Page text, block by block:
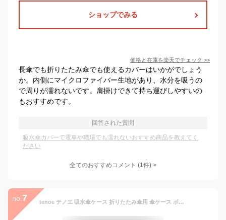
ショップでみる
価格と在庫を楽天でチェック >>
長傘でも折りたたみ傘でも使えるカバーはいかがでしょう
か。内側にマイクロファイバー生地があり、水分を吸うの
で周りが濡れないです。肩掛けできて持ち運びしやすいの
もおすすめです。
回答された質問
吸水傘カバーで電車や職場でも濡れないおすすめ商品を教えてく
ださい
全てのおすすめコメント (1件) >
no. 7 tenoe テノエ 吸水傘ケース 折りたたみ傘用 傘ケース ポーチ型 撥水 防水 アンブレラケース 傘カバー 折り畳み傘用 傘入れ 傘袋 コンパクト レディース 女性用 プレゼント プチギフト 母の日 誕生日 ホワイトデー 記念品 北欧 デザイン レモン アイス 柄 通販 専門店